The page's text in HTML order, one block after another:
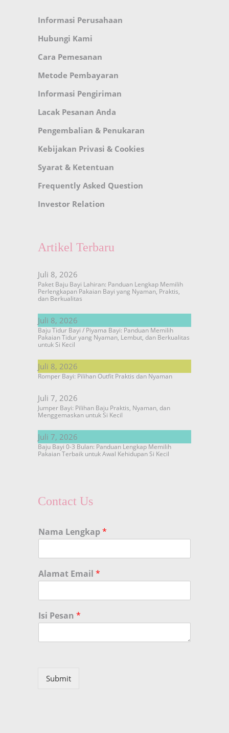
Informasi Perusahaan
Hubungi Kami
Cara Pemesanan
Metode Pembayaran
Informasi Pengiriman
Lacak Pesanan Anda
Pengembalian & Penukaran
Kebijakan Privasi & Cookies
Syarat & Ketentuan
Frequently Asked Question
Investor Relation
Artikel Terbaru
Juli 8, 2026
Paket Baju Bayi Lahiran: Panduan Lengkap Memilih
Perlengkapan Pakaian Bayi yang Nyaman, Praktis,
dan Berkualitas
Juli 8, 2026
Baju Tidur Bayi / Piyama Bayi: Panduan Memilih
Pakaian Tidur yang Nyaman, Lembut, dan Berkualitas
untuk Si Kecil
Juli 8, 2026
Romper Bayi: Pilihan Outfit Praktis dan Nyaman
Juli 7, 2026
Jumper Bayi: Pilihan Baju Praktis, Nyaman, dan
Menggemaskan untuk Si Kecil
Juli 7, 2026
Baju Bayi 0-3 Bulan: Panduan Lengkap Memilih
Pakaian Terbaik untuk Awal Kehidupan Si Kecil
Contact Us
Nama Lengkap*
Alamat Email *
Isi Pesan *
Submit